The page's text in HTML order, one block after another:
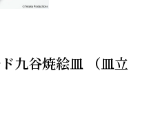
九谷焼絵皿 （皿立